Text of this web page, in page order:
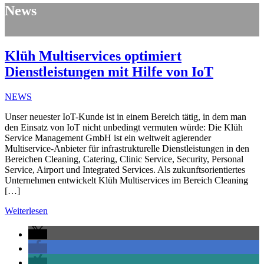
News
Klüh Multiservices optimiert
Dienstleistungen mit Hilfe von IoT
NEWS
Unser neuester IoT-Kunde ist in einem Bereich tätig, in dem man
den Einsatz von IoT nicht unbedingt vermuten würde: Die Klüh
Service Management GmbH ist ein weltweit agierender
Multiservice-Anbieter für infrastrukturelle Dienstleistungen in den
Bereichen Cleaning, Catering, Clinic Service, Security, Personal
Service, Airport und Integrated Services. Als zukunftsorientiertes
Unternehmen entwickelt Klüh Multiservices im Bereich Cleaning
[…]
Weiterlesen